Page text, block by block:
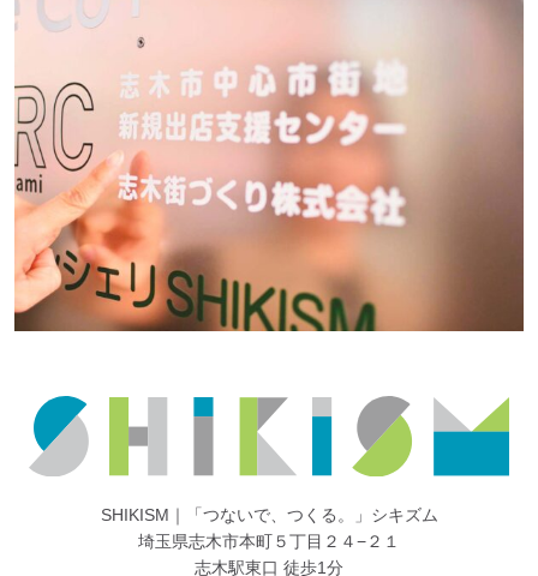
SHIKISM｜「つないで、つくる。」シキズム
埼玉県志木市本町５丁目２４−２１
志木駅東口 徒歩1分